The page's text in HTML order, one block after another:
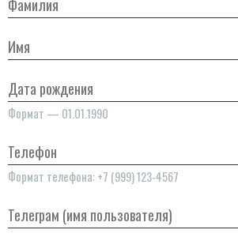
Имя
Дата рождения
Формат — 01.01.1990
Телефон
Формат телефона: +7 (999) 123-4567
Телеграм (имя пользователя)